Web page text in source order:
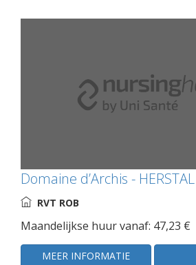
Domaine d’Archis - HERSTAL
RVT ROB
Maandelijkse huur vanaf: 47,23 €
MEER INFORMATIE